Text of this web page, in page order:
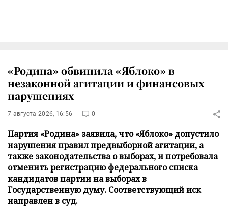
«Родина» обвинила «Яблоко» в
незаконной агитации и финансовых
нарушениях
7 августа 2026, 16:56 0
Партия «Родина» заявила, что «Яблоко» допустило
нарушения правил предвыборной агитации, а
также законодательства о выборах, и потребовала
отменить регистрацию федерального списка
кандидатов партии на выборах в
Государственную думу. Соответствующий иск
направлен в суд.